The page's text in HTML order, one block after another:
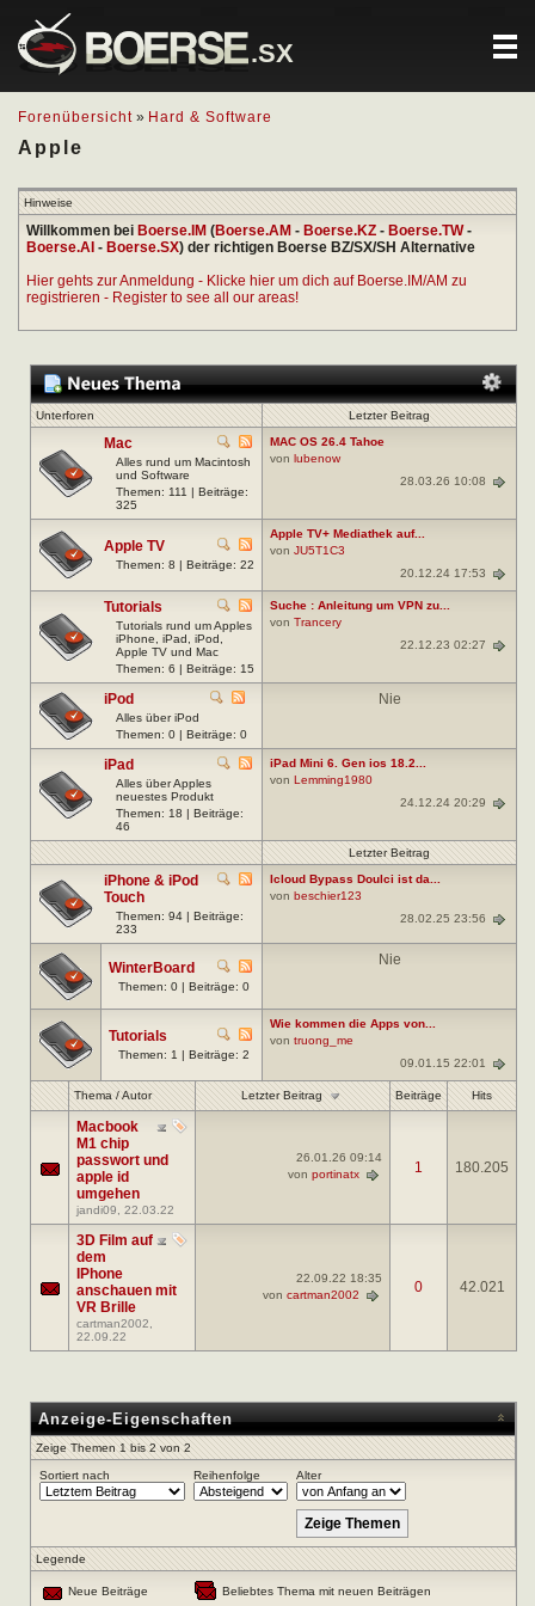
.SX
Forenübersicht » Hard & Software
Apple
Hinweise
Willkommen bei Boerse.IM (Boerse.AM - Boerse.KZ - Boerse.TW-
Boerse.AI - Boerse.SX) der richtigen Boerse BZ/SX/SH Alternative
Hier gehts zur Anmeldung - Klicke hier um dich auf Boerse.IM/AM zu
registrieren - Register to see all our areas!
Unterforen Letzter Beitrag
Mac
Alles rund um Macintosh
und Software
Themen: 111 | Beiträge:
325
MAC OS 26.4 Tahoe
von lubenow
28.03.26 10:08
Apple TV
Themen: 8 | Beiträge: 22
Apple TV+ Mediathek auf...
von JU5T1C3
20.12.24 17:53
Tutorials
Tutorials rund um Apples
iPhone, iPad, iPod,
Apple TV und Mac
Themen: 6 | Beiträge: 15
Suche : Anleitung um VPN zu...
von Trancery
22.12.23 02:27
iPod
Alles über iPod
Themen: 0 | Beiträge: 0
Nie
iPad
Alles über Apples
neuestes Produkt
Themen: 18 | Beiträge:
46
iPad Mini 6. Gen ios 18.2...
von Lemming1980
24.12.24 20:29
Letzter Beitrag
iPhone & iPod
Touch
Themen: 94 | Beiträge:
233
Icloud Bypass Doulci ist da...
von beschier123
28.02.25 23:56
WinterBoard
Themen: 0 | Beiträge: 0
Nie
Tutorials
Themen: 1 | Beiträge: 2
Wie kommen die Apps von...
von truong_me
09.01.15 22:01
Thema/Autor Letzter Beitrag Beiträge Hits
Macbook
M1 chip
passwort und
apple id
umgehen
jandi09 , 22.03.22
26.01.26 09:14
von portinatx 1 180.205
3D Film auf
dem
IPhone
anschauen mit
VR Brille
cartman2002
22.09.22
22.09.22 18:35
von cartman2002 0 42.021
Anzeige-Eigenschaften
Zeige Themen 1 bis 2 von 2
Sortiert nach Reihenfolge Alter
Legende
Neue Beiträge Beliebtes Thema mit neuen Beiträgen